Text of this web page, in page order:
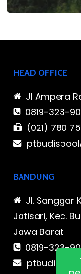
HEAD OFFICE
Jl Ampera
0819-323-
(021) 780
BANDUNG
Jl. Sanggar
Jatisari, Kec.
Jawa Barat
0819-323-